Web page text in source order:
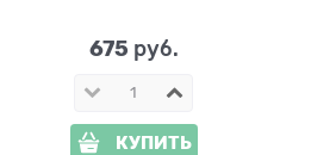
675 руб.
КУПИТЬ